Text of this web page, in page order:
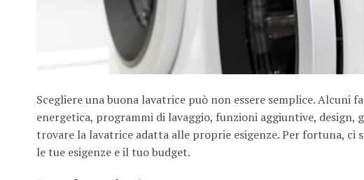
Scegliere una buona lavatrice può non essere semplice. Alcuni
energetica, programmi di lavaggio, funzioni aggiuntive, design,
trovare la lavatrice adatta alle proprie esigenze. Per fortuna, ci
le tue esigenze e il tuo budget.